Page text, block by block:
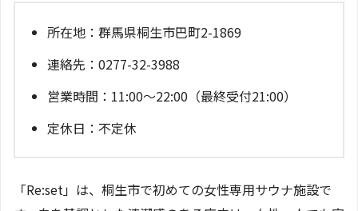
所在地：群馬県桐生市巴町2-1869
連絡先：0277-32-3988
営業時間：11:00～22:00（最終受付21:00）
定休日：不定休
「Re:set」は、桐生市で初めての女性専用サウナ施設で